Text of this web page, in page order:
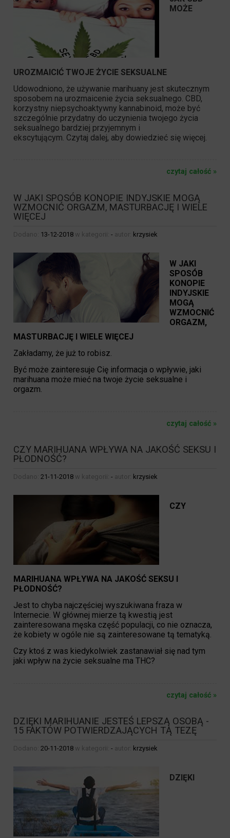
MOŻE
UROZMAICIĆ TWOJE ŻYCIE SEKSUALNE
Udowodniono, że używanie marihuany jest skutecznym
sposobem na urozmaicenie życia seksualnego. CBD,
korzystny niepsychoaktywny kannabinoid, może być
szczególnie przydatny do uczynienia twojego życia
seksualnego bardziej przyjemnym i
ekscytującym. Czytaj dalej, aby dowiedzieć się więcej.
czytaj całość »
W JAKI SPOSÓB KONOPIE INDYJSKIE MOGĄ
WZMOCNIĆ ORGAZM, MASTURBACJĘ I WIELE
WIĘCEJ
Dodano: 13-12-2018 w kategorii: - autor: krzysiek
W JAKI
SPOSÓB
KONOPIE
INDYJSKIE
MOGĄ
WZMOCNIĆ
ORGAZM,
MASTURBACJĘ I WIELE WIĘCEJ
Zakładamy, że już to robisz.
Być może zainteresuje Cię informacja o wpływie, jaki
marihuana może mieć na twoje życie seksualne i
orgazm.
czytaj całość »
CZY MARIHUANA WPŁYWA NA JAKOŚĆ SEKSU I
PŁODNOŚĆ?
Dodano: 21-11-2018 w kategorii: - autor: krzysiek
CZY
MARIHUANA WPŁYWA NA JAKOŚĆ SEKSU I
PŁODNOŚĆ?
Jest to chyba najczęściej wyszukiwana fraza w
Internecie. W głównej mierze tą kwestią jest
zainteresowana męska część populacji, co nie oznacza,
że kobiety w ogóle nie są zainteresowane tą tematyką.
Czy ktoś z was kiedykolwiek zastanawiał się nad tym
jaki wpływ na życie seksualne ma THC?
czytaj całość »
DZIĘKI MARIHUANIE JESTEŚ LEPSZĄ OSOBĄ -
15 FAKTÓW POTWIERDZAJĄCYCH TĄ TEZĘ
Dodano: 20-11-2018 w kategorii: - autor: krzysiek
DZIĘKI